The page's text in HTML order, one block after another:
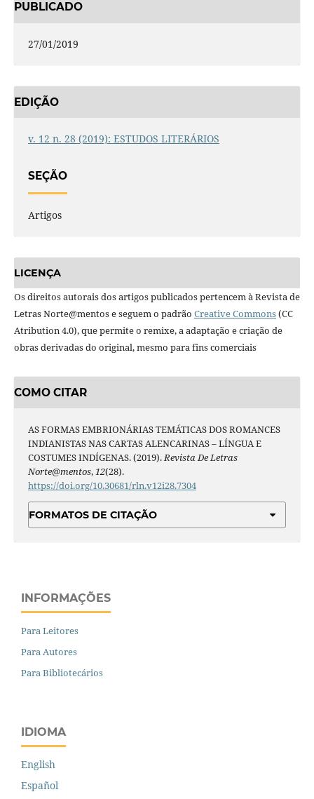
PUBLICADO
27/01/2019
EDIÇÃO
v. 12 n. 28 (2019): ESTUDOS LITERÁRIOS
SEÇÃO
Artigos
LICENÇA
Os direitos autorais dos artigos publicados pertencem à Revista de
Letras Norte@mentos e seguem o padrão Creative Commons(CC
Atribution 4.0), que permite o remixe, a adaptação e criação de
obras derivadas do original, mesmo para fins comerciais
COMO CITAR
AS FORMAS EMBRIONÁRIAS TEMÁTICAS DOS ROMANCES
INDIANISTAS NAS CARTAS ALENCARINAS – LÍNGUA E
COSTUMES INDÍGENAS. (2019).Revista De Letras
Norte@mentos,12(28).
https://doi.org/10.30681/rln.v12i28.7304
FORMATOS DE CITAÇÃO
INFORMAÇÕES
Para Leitores
Para Autores
Para Bibliotecários
IDIOMA
English
Español